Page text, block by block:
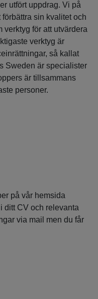
utfört uppdrag. Vi på
sin kvalitet och
verktyg för att utvärdera
verktyg är
så kallat
Sweden är specialister
är tillsammans
personer.
på vår hemsida
ditt CV och relevanta
via mail men du får